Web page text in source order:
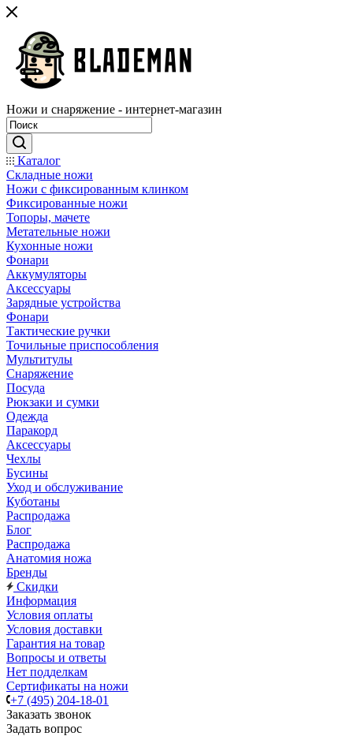
Ножи и снаряжение - интернет-магазин
Каталог
Складные ножи
Ножи с фиксированным клинком
Фиксированные ножи
Топоры, мачете
Метательные ножи
Кухонные ножи
Фонари
Аккумуляторы
Аксессуары
Зарядные устройства
Фонари
Тактические ручки
Точильные приспособления
Мультитулы
Снаряжение
Посуда
Рюкзаки и сумки
Одежда
Паракорд
Аксессуары
Чехлы
Бусины
Уход и обслуживание
Куботаны
Распродажа
Блог
Распродажа
Анатомия ножа
Бренды
Скидки
Информация
Условия оплаты
Условия доставки
Гарантия на товар
Вопросы и ответы
Нет подделкам
Сертификаты на ножи
+7 (495) 204-18-01
Заказать звонок
Задать вопрос